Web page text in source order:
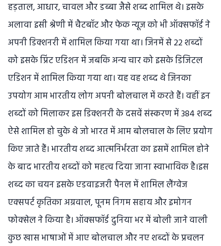
हड़ताल, आधार, चावल और डब्बा जैसे शब्द शामिल थे। इसके
अलावा इसी श्रेणी में चैटबॉट और फेक न्यूज को भी ऑक्‍सफॉर्ड ने
अपनी डिक्‍शनरी में शामिल किया गया था। जिनमें से 22 शब्‍दों
को इसके प्रिंट एडिशन में जबकि अन्‍य चार को इसके डिजिटल
एडिशन में शामिल किया गया था। यह वह शब्‍द थे जिनका
उपयोग आम भारतीय लोग अपनी बोलचाल में करते हैं। वहीं इन
शब्‍दों को मिलाकर इस डिक्‍शनरी के दसवें संस्करण में 384 शब्‍द
ऐसे शामिल हो चुके थे जो भारत में आम बोलचाल के लिए प्रयोग
किए जाते हैं। भारतीय शब्‍द आत्‍मनिर्भरता का इसमें शामिल होने
के बाद भारतीय शब्‍दों को महत्‍व दिया जाना स्‍वाभाविक है।इस
शब्‍द का चयन इसके एडवाइजरी पैनल में शामिल लैंग्‍वेज
एक्‍सपर्ट कृतिका अग्रवाल, पूनम निगम सहाय और इमोगन
फोक्‍सेल ने किया है। ऑक्‍सफॉर्ड दुनिया भर में बोली जाने वाली
कुछ खास भाषाओं में आए बोलचाल और नए शब्‍दों के प्रचलन